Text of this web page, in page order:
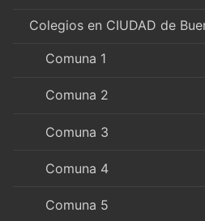
Colegios en CIUDAD de
Comuna 1
Comuna 2
Comuna 3
Comuna 4
Comuna 5